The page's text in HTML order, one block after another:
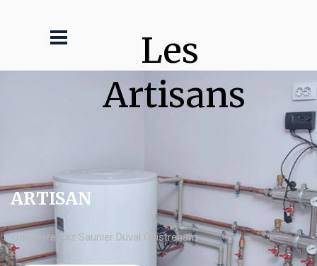
Les
Artisans
ARTISAN
chaudière gaz Saunier Duval Ouistreham